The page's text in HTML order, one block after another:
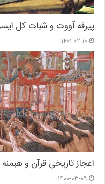
پیرقه آووت و شبات کل
۱۴۰۱-۰۲-۱۰
اعجاز تاریخی قرآن و
۱۴۰۰-۰۳-۰۹